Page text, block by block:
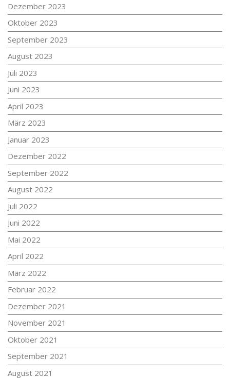
Dezember 2023
Oktober 2023
September 2023
August 2023
Juli 2023
Juni 2023
April 2023
März 2023
Januar 2023
Dezember 2022
September 2022
August 2022
Juli 2022
Juni 2022
Mai 2022
April 2022
März 2022
Februar 2022
Dezember 2021
November 2021
Oktober 2021
September 2021
August 2021